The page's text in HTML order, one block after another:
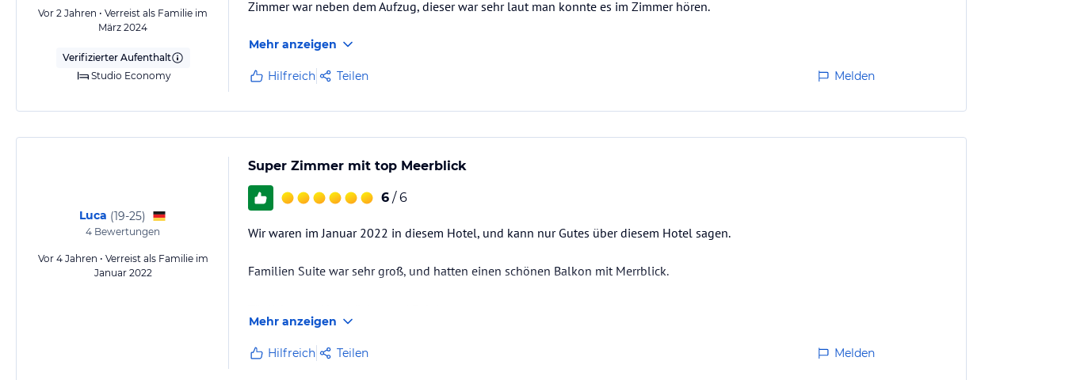
Vor 2 Jahren • Verreist als Familie im
März 2024
Verifizierter Aufenthalt
Studio Economy
Zimmer war neben dem Aufzug, dieser war sehr laut man konnte es im Zimmer hören.
Mehr anzeigen
Hilfreich Teilen Melden
Luca (19-25)
4 Bewertungen
Vor 4 Jahren • Verreist als Familie im
Januar 2022
Super Zimmer mit top Meerblick
6 / 6
Wir waren im Januar 2022 in diesem Hotel, und kann nur Gutes über diesem Hotel sagen.
Familien Suite war sehr groß, und hatten einen schönen Balkon mit Merrblick.
Mehr anzeigen
Hilfreich Teilen Melden